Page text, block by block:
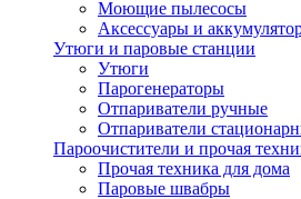
Моющие пылесосы
Аксессуары и
Утюги и паровые станции
Утюги
Парогенераторы
Отпариватели ручные
Отпариватели
Пароочистители и прочая
Прочая техника для дома
Паровые швабры